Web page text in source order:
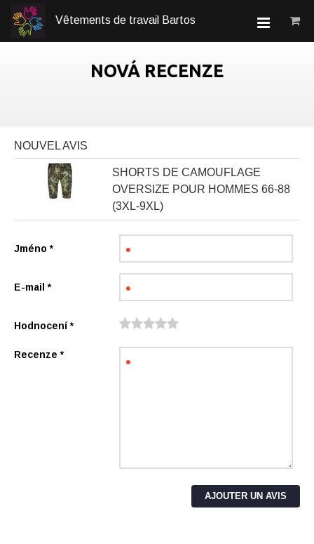
Vêtements de travail Bartos
NOVÁ RECENZE
NOUVEL AVIS
SHORTS DE CAMOUFLAGE
OVERSIZE POUR HOMMES 66-88
(3XL-9XL)
Jméno *
E-mail *
Hodnocení*
Recenze *